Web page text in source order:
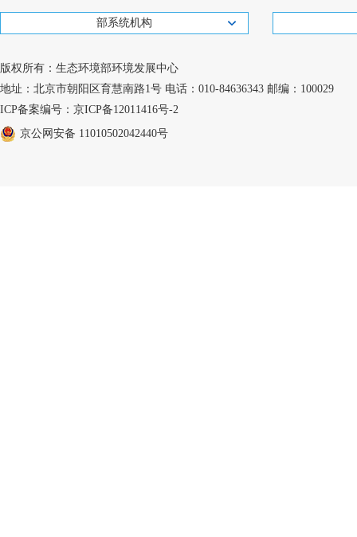
部系统机构
版权所有：生态环境部环境发展中心
地址：北京市朝阳区育慧南路1号 电话：010-84636343 邮编：100029
ICP备案编号：京ICP备12011416号-2
京公网安备 11010502042440号